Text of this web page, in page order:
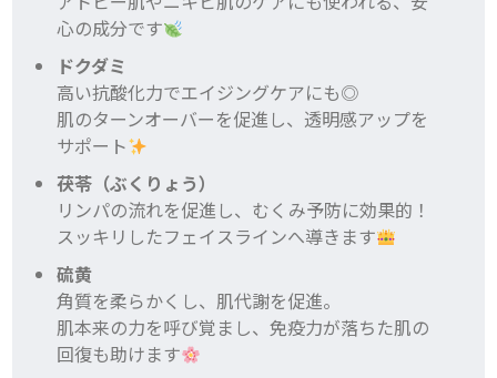
心の成分です
ドクダミ
高い抗酸化力でエイジングケアにも◎
肌のターンオーバーを促進し、透明感アップを
サポート
茯苓（ぶくりょう）
リンパの流れを促進し、むくみ予防に効果的！
スッキリしたフェイスラインへ導きます
硫黄
角質を柔らかくし、肌代謝を促進。
肌本来の力を呼び覚まし、免疫力が落ちた肌の
回復も助けます